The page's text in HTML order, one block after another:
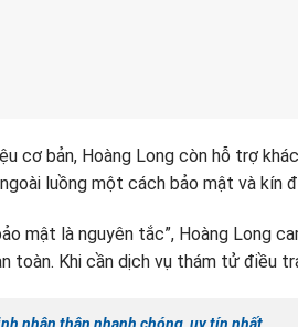
cơ bản, Hoàng Long còn hỗ trợ
luồng một cách bảo mật và kín
mật là nguyên tắc”, Hoàng Long
toàn. Khi cần dịch vụ thám tử điều
nhân thân nhanh chóng, uy tín nhất